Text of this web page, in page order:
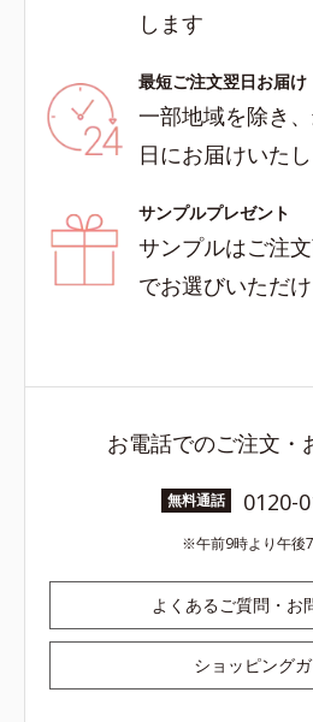
します
最短ご注文翌日お届け
一部地域を除き
日にお届けいた
サンプルプレゼント
サンプルはご注
でお選びいただ
お電話でのご注文・
無料通話 0120-
午前9時より午後
よくあるご質問・お
ショッピング